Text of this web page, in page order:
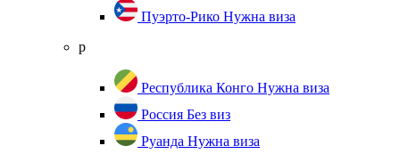
Пуэрто-Рико Нужна виза
р
Республика Конго Нужна виза
Россия Без виз
Руанда Нужна виза